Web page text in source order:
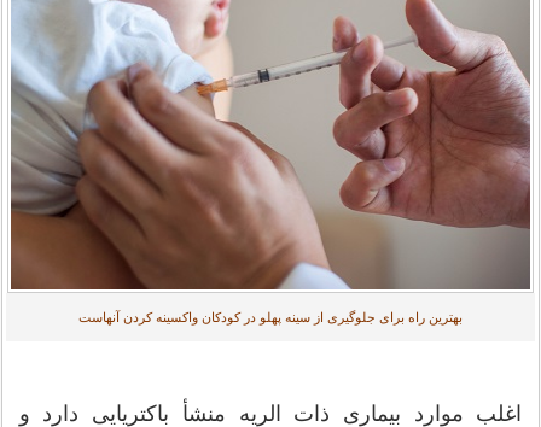
بهترین راه برای جلوگیری از سینه پهلو در کودکان واکسینه کردن آنهاست
اغلب موارد بیماری ذات الریه منشأ باکتریایی دارد و